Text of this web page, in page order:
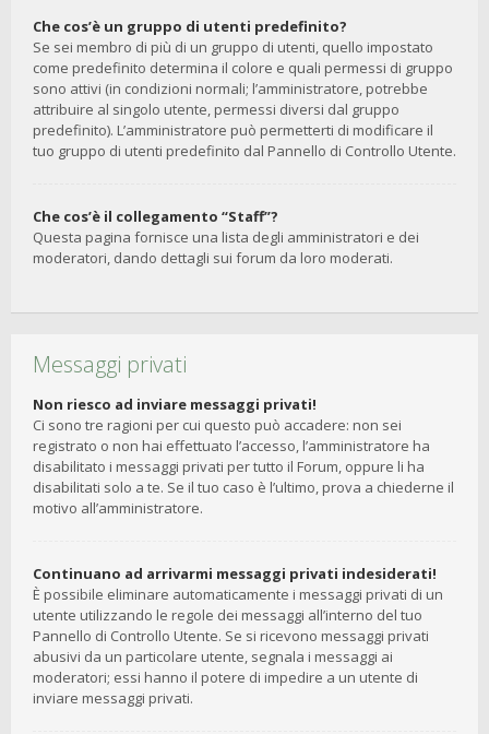
Che cos’è un gruppo di utenti predefinito?
Se sei membro di più di un gruppo di utenti, quello impostato
come predefinito determina il colore e quali permessi di gruppo
sono attivi (in condizioni normali; l’amministratore, potrebbe
attribuire al singolo utente, permessi diversi dal gruppo
predefinito). L’amministratore può permetterti di modificare il
tuo gruppo di utenti predefinito dal Pannello di Controllo Utente.
Che cos’è il collegamento “Staff”?
Questa pagina fornisce una lista degli amministratori e dei
moderatori, dando dettagli sui forum da loro moderati.
Messaggi privati
Non riesco ad inviare messaggi privati!
Ci sono tre ragioni per cui questo può accadere: non sei
registrato o non hai effettuato l’accesso, l’amministratore ha
disabilitato i messaggi privati per tutto il Forum, oppure li ha
disabilitati solo a te. Se il tuo caso è l’ultimo, prova a chiederne il
motivo all’amministratore.
Continuano ad arrivarmi messaggi privati indesiderati!
È possibile eliminare automaticamente i messaggi privati ​​di un
utente utilizzando le regole dei messaggi all’interno del tuo
Pannello di Controllo Utente. Se si ricevono messaggi privati ​​
abusivi da un particolare utente, segnala i messaggi ai
moderatori; essi hanno il potere di impedire a un utente di
inviare messaggi privati​​.